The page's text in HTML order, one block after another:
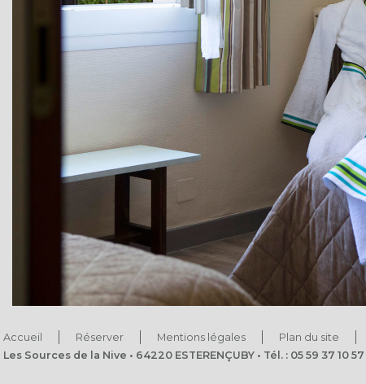
Accueil Réserver Mentions légales Plan du site
Les Sources de la Nive • 64220 ESTERENÇUBY • Tél. : 05 59 37 10